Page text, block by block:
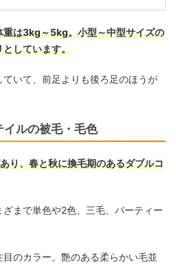
重は3kg～5kg。小型～中型サイズの
としています。
いて、前足よりも後ろ足のほうが
イルの被毛・毛色
り、春と秋に換毛期のあるダブルコ
まで単色や2色、三毛、パーティー
のカラー。艶のある柔らかい毛並